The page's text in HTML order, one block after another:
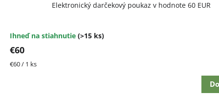
Elektronický darčekový poukaz v hodnote 60 EUR
Ihneď na stiahnutie (>15 ks)
€60
Jednotková
€60 / 1 ks